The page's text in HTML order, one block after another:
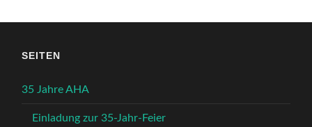
SEITEN
35 Jahre AHA
Einladung zur 35-Jahr-Feier